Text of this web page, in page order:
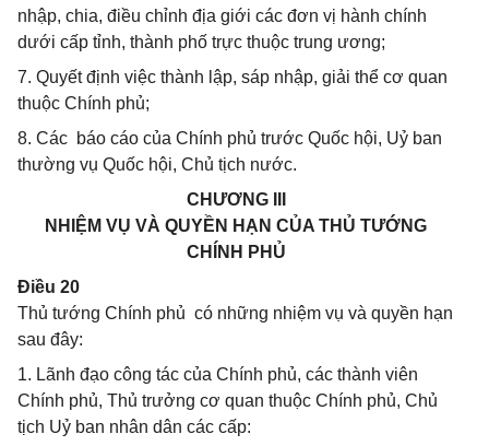
nhập, chia, điều chỉnh địa giới các đơn vị hành chính
dưới cấp tỉnh, thành phố trực thuộc trung ương;
7. Quyết định việc thành lập, sáp nhập, giải thể cơ quan
thuộc Chính phủ;
8. Các báo cáo của Chính phủ trước Quốc hội, Uỷ ban
thường vụ Quốc hội, Chủ tịch nước.
CHƯƠNG III
NHIỆM VỤ VÀ QUYỀN HẠN CỦA THỦ TƯỚNG
CHÍNH PHỦ
Điều 20
Thủ tướng Chính phủ có những nhiệm vụ và quyền hạn
sau đây:
1. Lãnh đạo công tác của Chính phủ, các thành viên
Chính phủ, Thủ trưởng cơ quan thuộc Chính phủ, Chủ
tịch Uỷ ban nhân dân các cấp: